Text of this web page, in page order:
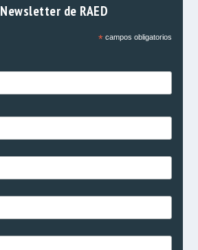
de RAED
*campos obligatorios